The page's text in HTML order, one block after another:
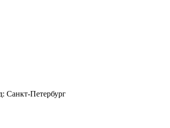
Санкт-Петербург